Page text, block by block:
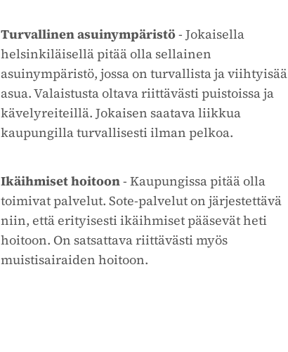
Turvallinen asuinympäristö- Jokaisella
helsinkiläisellä pitää olla sellainen
asuinympäristö, jossa on turvallista ja viihtyisää
asua. Valaistusta oltava riittävästi puistoissa ja
kävelyreiteillä. Jokaisen saatava liikkua
kaupungilla turvallisesti ilman pelkoa.
Ikäihmiset hoitoon- Kaupungissa pitää olla
toimivat palvelut. Sote-palvelut on järjestettävä
niin, että erityisesti ikäihmiset pääsevät heti
hoitoon. On satsattava riittävästi myös
muistisairaiden hoitoon.